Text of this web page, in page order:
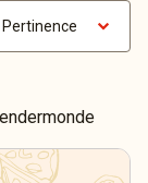
Pertinence